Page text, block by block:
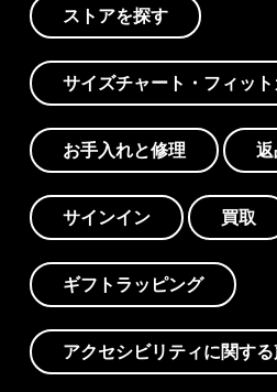
ストアを探す
サイズチャート・フィッ
お手入れと修理
サインイン 買取
ギフトラッピング
アクセシビリティに関す